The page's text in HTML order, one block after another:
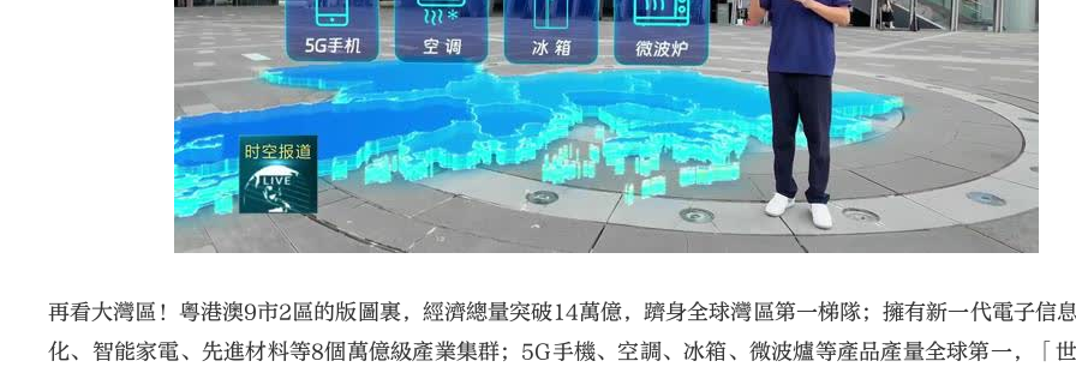
再看大灣區！粵港澳9市2區的版圖裏，經濟總量突破14萬億，躋身全球灣區第一梯隊；擁有新一代電子信
化、智能家電、先進材料等8個萬億級產業集群；5G手機、空調、冰箱、微波爐等產品產量全球第一，「世